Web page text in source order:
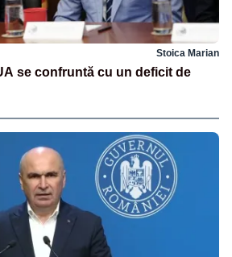
Stoica Marian
se confruntă cu un deficit de